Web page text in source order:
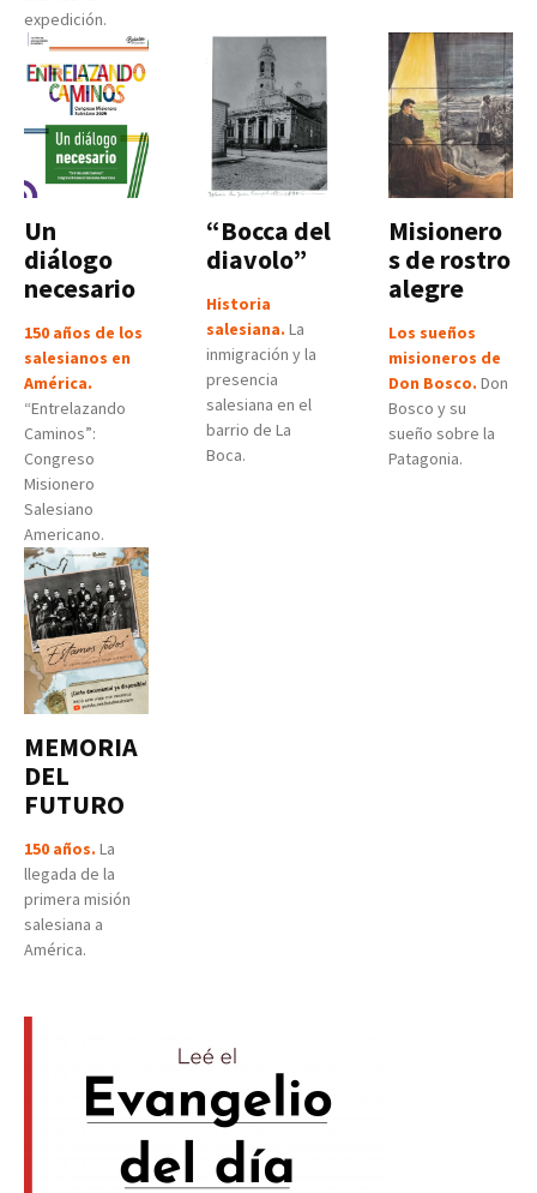
expedición.
Un
diálogo
necesario
150 años de los
salesianos en
América.
“Entrelazando
Caminos”:
Congreso
Misionero
Salesiano
Americano.
“Bocca del
diavolo”
Historia
salesiana. La
inmigración y la
presencia
salesiana en el
barrio de La
Boca.
Misionero
s de rostro
alegre
Los sueños
misioneros de
Don Bosco. Don
Bosco y su
sueño sobre la
Patagonia.
MEMORIA
DEL
FUTURO
150 años. La
llegada de la
primera misión
salesiana a
América.